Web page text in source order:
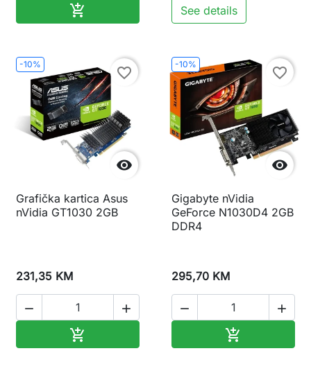
 See details
-10%

favorite_border
Grafička kartica Asus
nVidia GT1030 2GB
231,35 KM
 

-10%

favorite_border
Gigabyte nVidia
GeForce N1030D4 2GB
DDR4
295,70 KM
 
